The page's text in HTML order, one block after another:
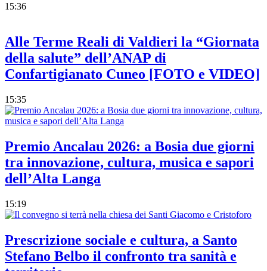
15:36
Alle Terme Reali di Valdieri la “Giornata
della salute” dell’ANAP di
Confartigianato Cuneo [FOTO e VIDEO]
15:35
Premio Ancalau 2026: a Bosia due giorni
tra innovazione, cultura, musica e sapori
dell’Alta Langa
15:19
Prescrizione sociale e cultura, a Santo
Stefano Belbo il confronto tra sanità e